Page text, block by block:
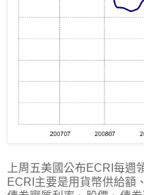
上周五美國公布ECRI每週
ECRI主要是用貨幣供給額